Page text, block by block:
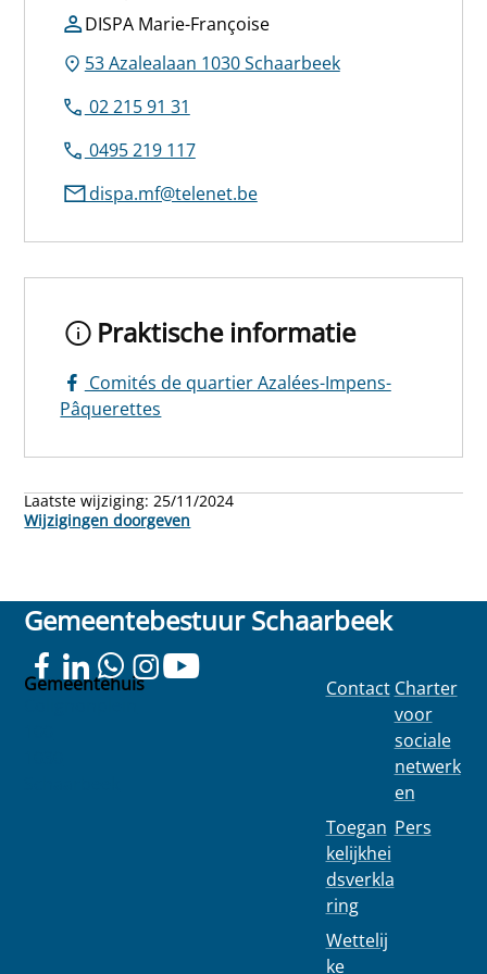
DISPA Marie-Françoise
53 Azalealaan 1030 Schaarbeek
02 215 91 31
0495 219 117
dispa.mf@telenet.be
Praktische informatie
Comités de quartier Azalées-Impens-
Pâquerettes
Laatste wijziging:25/11/2024
Wijzigingen doorgeven
Gemeentebestuur Schaarbeek
Gemeentehuis
Contact
Toegan
kelijkhei
dsverkla
ring
Wettelij
ke
Charter
voor
sociale
netwerk
en
Pers